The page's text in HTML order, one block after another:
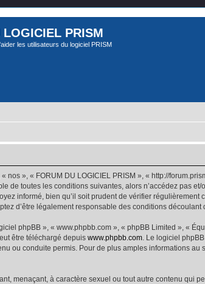
LOGICIEL PRISM
les utilisateurs du logiciel PRISM
», « FORUM DU LOGICIEL PRISM », « http://
de toutes les conditions suivantes, alors n’accédez pas
informé, bien qu’il soit prudent de vérifier régulièrement
d’être légalement responsable des conditions
phpBB », « www.phpbb.com », « phpBB Limited », «
être téléchargé depuis www.phpbb.com. Le logiciel
ou conduite permis. Pour de plus amples informations au
menaçant, à caractère sexuel ou tout autre contenu qui